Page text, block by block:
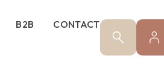
B2B CONTACT